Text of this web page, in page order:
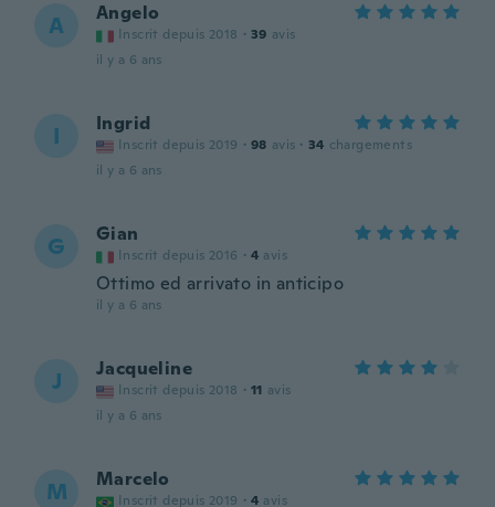
A Angelo
Inscrit depuis 2018 · 39 avis
il y a 6 ans
I Ingrid
Inscrit depuis 2019 · 98 avis · 34 chargements
il y a 6 ans
G Gian
Inscrit depuis 2016 · 4 avis
Ottimo ed arrivato in anticipo
il y a 6 ans
J Jacqueline
Inscrit depuis 2018 · 11 avis
il y a 6 ans
M Marcelo
Inscrit depuis 2019 · 4 avis